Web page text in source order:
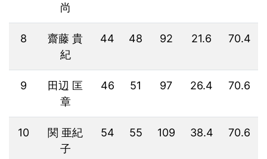
尚
8
齋藤 貴
紀
44 48 92 21.6 70.4
9
田辺 匡
章
46 51 97 26.4 70.6
10
関 亜紀
子
54 55 109 38.4 70.6